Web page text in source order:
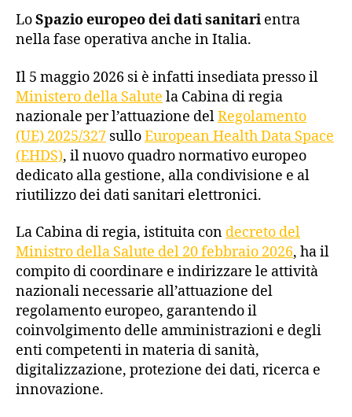
LoSpazio europeo dei dati sanitari entra
nella fase operativa anche in Italia.
Il 5 maggio 2026 si è infatti insediata presso il
Ministero della Salute la Cabina di regia
nazionale per l’attuazione delRegolamento
(UE) 2025/327 sulloEuropean Health Data Space
(EHDS), il nuovo quadro normativo europeo
dedicato alla gestione, alla condivisione e al
riutilizzo dei dati sanitari elettronici.
La Cabina di regia, istituita con decreto del
Ministro della Salute del 20 febbraio 2026, ha il
compito di coordinare e indirizzare le attività
nazionali necessarie all’attuazione del
regolamento europeo, garantendo il
coinvolgimento delle amministrazioni e degli
enti competenti in materia di sanità,
digitalizzazione, protezione dei dati, ricerca e
innovazione.